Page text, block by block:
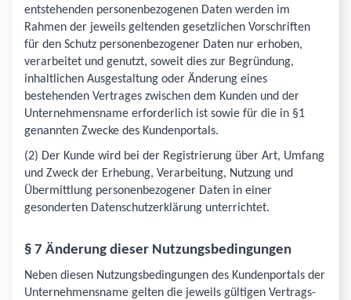
entstehenden personenbezogenen Daten werden im
Rahmen der jeweils geltenden gesetzlichen Vorschriften
für den Schutz personenbezogener Daten nur erhoben,
verarbeitet und genutzt, soweit dies zur Begründung,
inhaltlichen Ausgestaltung oder Änderung eines
bestehenden Vertrages zwischen dem Kunden und der
Unternehmensname erforderlich ist sowie für die in §1
genannten Zwecke des Kundenportals.
(2) Der Kunde wird bei der Registrierung über Art, Umfang
und Zweck der Erhebung, Verarbeitung, Nutzung und
Übermittlung personenbezogener Daten in einer
gesonderten Datenschutzerklärung unterrichtet.
§ 7 Änderung dieser Nutzungsbedingungen
Neben diesen Nutzungsbedingungen des Kundenportals der
Unternehmensname gelten die jeweils gültigen Vertrags-